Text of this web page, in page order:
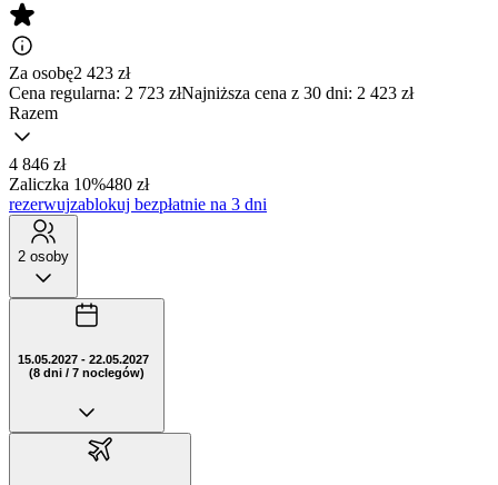
Za osobę2 423 zł
Cena regularna: 2 723 złNajniższa cena z 30 dni: 2 423 zł
Razem
4 846 zł
Zaliczka 10%480 zł
rezerwujzablokuj bezpłatnie na 3 dni
2 osoby
15.05.2027 - 22.05.2027
(8 dni / 7 noclegów)